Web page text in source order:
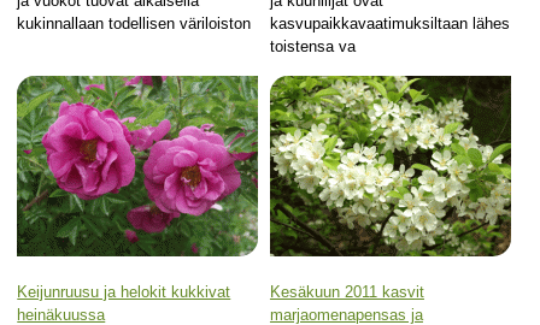
kukinnallaan todellisen väriloiston
kasvupaikkavaatimuksiltaan lähes
toistensa va
Keijunruusu ja helokit kukkivat
heinäkuussa
Kesäkuun 2011 kasvit
marjaomenapensas ja